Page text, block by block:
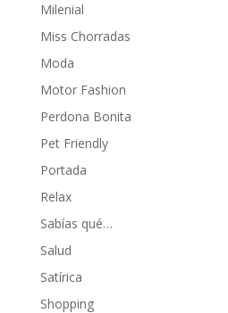
Milenial
Miss Chorradas
Moda
Motor Fashion
Perdona Bonita
Pet Friendly
Portada
Relax
Sabías qué…
Salud
Satírica
Shopping